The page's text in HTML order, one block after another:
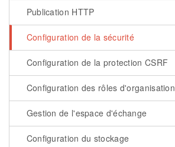
Publication HTTP
Configuration de la sécurité
Configuration de la protection CSRF
Configuration des rôles d'organisation
Gestion de l'espace d'échange
Configuration du stockage